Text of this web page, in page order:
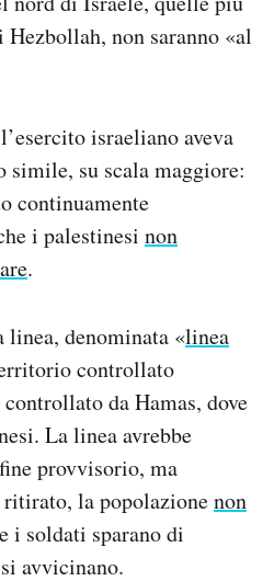
non saranno «al
israeliano aveva
su scala maggiore:
continuamente
i palestinesi non
.
denominata «linea
controllato
da Hamas, dove
La linea avrebbe
provvisorio, ma
la popolazionenon
e i soldati sparano di
avvicinano.